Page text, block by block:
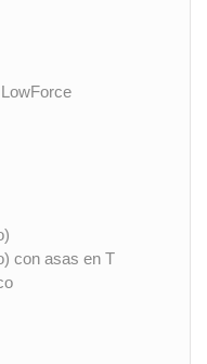
con asas en T